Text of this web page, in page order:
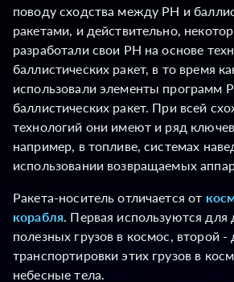
поводу сходства между РН и
ракетами, и действительно,
разработали свои РН на основе
баллистических ракет, в то время
использовали элементы программ
баллистических ракет. При всей
технологий они имеют и ряд
например, в топливе, системах
использовании возвращаемых
Ракета-носитель отличается от
корабля. Первая используются для
полезных грузов в космос, второй -
транспортировки этих грузов в
небесные тела.